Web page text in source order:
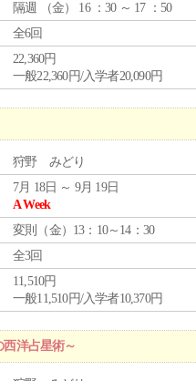
隔週 （金） 16 ：30 ～ 17 ：50
全6回
22,360円
一般22,360円/入学者20,090円
狩野 みどり
7月 18日 ～ 9月 19日
A Week
変則（金）13：10～14：30
全3回
11,510円
一般11,510円/入学者10,370円
西洋占星術～